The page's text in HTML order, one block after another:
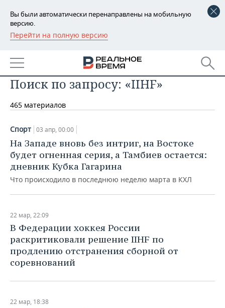
Вы были автоматически перенаправлены на мобильную
версию.
Перейти на полную версию
РЕГИОНЫ
БАШКОРТОСТАН
ТАТАРСТАН
УДМУРТИЯ
НОВОСТИ
АНАЛИТИКА
НОВОСТИ АНАЛИТИКИ
ДЕКЛАРАЦИИ О ДОХОДАХ
КОРОЛИ ГОСЗАКАЗА ПФО
ВУЗЫ ТАТАРСТАНА
КОМУ ПРИНАДЛЕЖАТ
ТАТАРСТАНА
ЭКОНОМИКА
НОВОСТИ ЭКОНОМИКИ
ФИНАНСЫ
БАНКИ
БЮДЖЕТ
ИНВЕСТИЦИИ
ПРОМЫШЛЕННОСТЬ
НОВОСТИ
ПРОМЫШЛЕННОСТИ
АГРОПРОМ
НЕФТЕХИМИЯ
НЕФТЬ
ЭНЕРГЕТИКА
НЕДВИЖИМОСТЬ
НОВОСТИ НЕДВИЖИМОСТИ
АВТО
НОВОСТИ АВТО
НОВОСТИ БИЗНЕСА
РОЗНИЧНАЯ ТОРГОВЛЯ
ТРАНСПОРТ
ТЕХНОЛОГИИ
НОВОСТИ ТЕХНОЛОГИЙ
IT
МЕРОПРИЯТИЯ
НОВОСТИ МЕРОПРИЯТИЙ
СПОРТ
Поиск по запросу: «IIHF»
465 материалов
Спорт 03 апр, 00:00
На Западе вновь без интриг, на Востоке
будет огненная серия, а Тамбиев остается:
дневник Кубка Гагарина
Что происходило в последнюю неделю марта в КХЛ
22 мар, 22:09
В Федерации хоккея России
раскритиковали решение IIHF по
продлению отстранения сборной от
соревнований
22 мар, 18:38